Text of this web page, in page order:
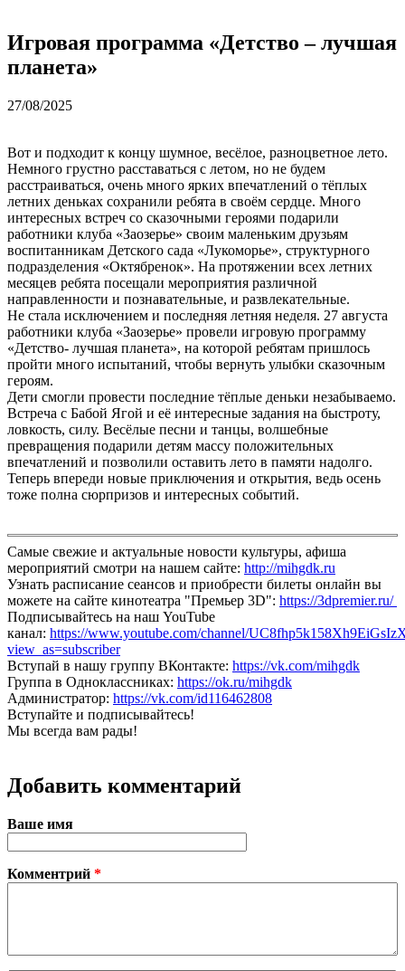
Игровая программа «Детство – лучшая
планета»
27/08/2025
Вот и подходит к концу шумное, весёлое, разноцветное лето.
Немного грустно расставаться с летом, но не будем
расстраиваться, очень много ярких впечатлений о тёплых
летних деньках сохранили ребята в своём сердце. Много
интересных встреч со сказочными героями подарили
работники клуба «Заозерье» своим маленьким друзьям
воспитанникам Детского сада «Лукоморье», структурного
подразделения «Октябренок». На протяжении всех летних
месяцев ребята посещали мероприятия различной
направленности и познавательные, и развлекательные.
Не стала исключением и последняя летняя неделя. 27 августа
работники клуба «Заозерье» провели игровую программу
«Детство- лучшая планета», на которой ребятам пришлось
пройти много испытаний, чтобы вернуть улыбки сказочным
героям.
Дети смогли провести последние тёплые деньки незабываемо.
Встреча с Бабой Ягой и её интересные задания на быстроту,
ловкость, силу. Весёлые песни и танцы, волшебные
превращения подарили детям массу положительных
впечатлений и позволили оставить лето в памяти надолго.
Теперь впереди новые приключения и открытия, ведь осень
тоже полна сюрпризов и интересных событий.
Самые свежие и актуальные новости культуры, афиша
мероприятий смотри на нашем сайте: http://mihgdk.ru
Узнать расписание сеансов и приобрести билеты онлайн вы
можете на сайте кинотеатра "Премьер 3D": https://3dpremier.ru/
Подписывайтесь на наш YouTube
канал: https://www.youtube.com/channel/
view_as=subscriber
Вступай в нашу группу ВКонтакте: https://vk.com/mihgdk
Группа в Одноклассниках: https://ok.ru/mihgdk
Администратор: https://vk.com/id116462808
Вступайте и подписывайтесь!
Мы всегда вам рады!
Добавить комментарий
Ваше имя
Комментрий *